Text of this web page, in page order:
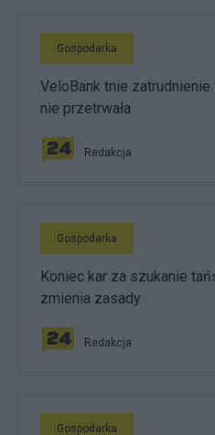
Gospodarka
VeloBank tnie
nie przetrwała
Redakcja
Gospodarka
Koniec kar za szukanie
zmienia zasady
Redakcja
Gospodarka